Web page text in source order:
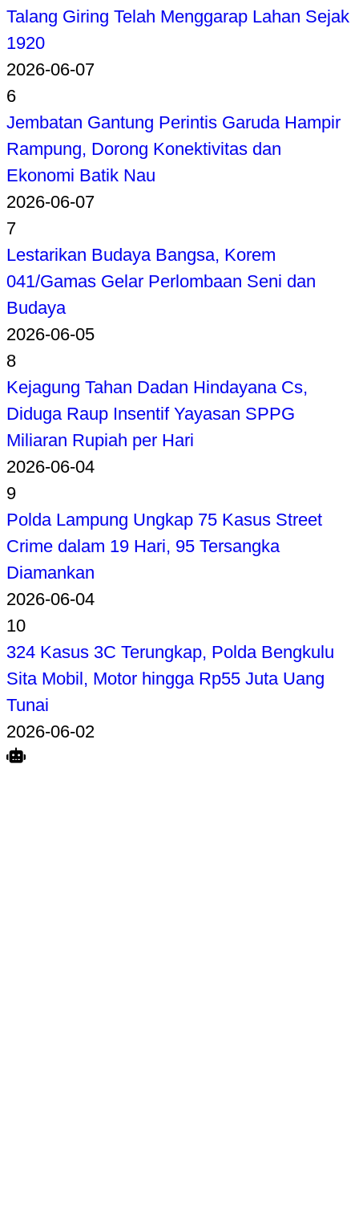
Talang Giring Telah Menggarap Lahan Sejak
1920
2026-06-07
6
Jembatan Gantung Perintis Garuda Hampir
Rampung, Dorong Konektivitas dan
Ekonomi Batik Nau
2026-06-07
7
Lestarikan Budaya Bangsa, Korem
041/Gamas Gelar Perlombaan Seni dan
Budaya
2026-06-05
8
Kejagung Tahan Dadan Hindayana Cs,
Diduga Raup Insentif Yayasan SPPG
Miliaran Rupiah per Hari
2026-06-04
9
Polda Lampung Ungkap 75 Kasus Street
Crime dalam 19 Hari, 95 Tersangka
Diamankan
2026-06-04
10
324 Kasus 3C Terungkap, Polda Bengkulu
Sita Mobil, Motor hingga Rp55 Juta Uang
Tunai
2026-06-02